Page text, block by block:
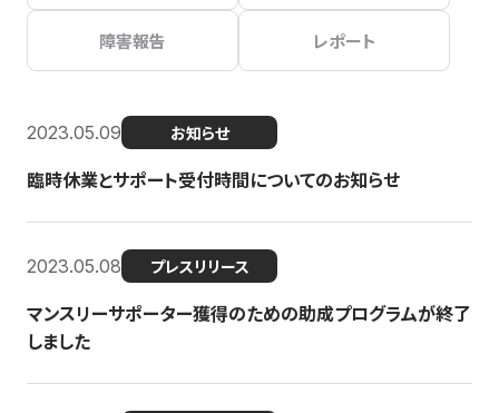
障害報告 レポート
2023.05.09 お知らせ
臨時休業とサポート受付時間についてのお知らせ
2023.05.08 プレスリリース
マンスリーサポーター獲得のための助成プログラムが終了
しました